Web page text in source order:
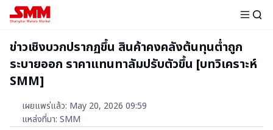
ข่าวเชิงบวกปรากฏขึ้น สินค้าคงคลังต้นทุนต่ำถูก
ระบายออก ราคาแทนทาลัมปรับตัวขึ้น [บทวิเคราะห์
SMM]
เผยแพร่แล้ว: May 20, 2026 09:59
แหล่งที่มา: SMM